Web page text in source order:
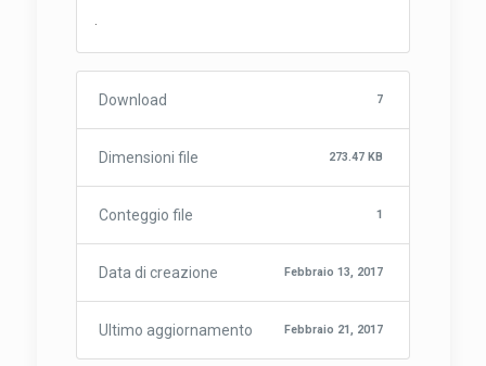
Download 7
Dimensioni file 273.47 KB
Conteggio file 1
Data di creazione Febbraio 13, 2017
Ultimo aggiornamento Febbraio 21, 2017